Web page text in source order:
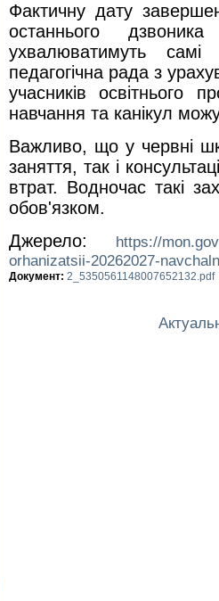
Фактичну дату
останнього
ухвалюватимуть
педагогічна рада з
учасників освітнього
навчання та канікул
Важливо, що у червні
заняття, так і
втрат. Водночас такі
обов'язком.
Джерело: https://
orhanizatsii-20262027-
Документ: 2_5350561148007652132.pdf